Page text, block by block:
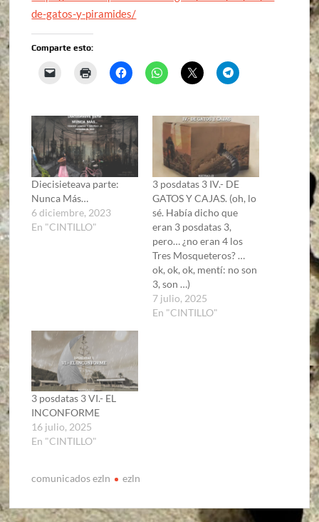
de-gatos-y-piramides/
Comparte esto:
Diecisieteava parte:
Nunca Más…
6 diciembre, 2023
En "CINTILLO"
3 posdatas 3 IV.- DE
GATOS Y CAJAS. (oh, lo
sé. Había dicho que
eran 3 posdatas 3,
pero… ¿no eran 4 los
Tres Mosqueteros? …
ok, ok, ok, mentí: no son
3, son …)
7 julio, 2025
En "CINTILLO"
3 posdatas 3 VI.- EL
INCONFORME
16 julio, 2025
En "CINTILLO"
comunicados ezln ezln